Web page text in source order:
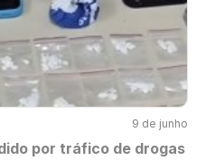
9 de junho
por tráfico de drogas